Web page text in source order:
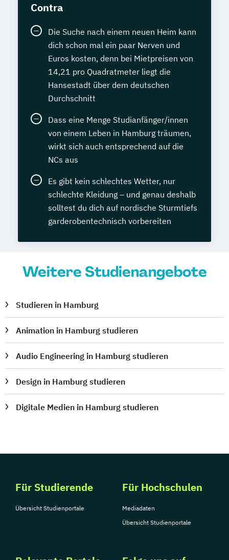
Contra
Die Suche nach einem neuen Heim kann
dich schon mal ein paar Nerven und
Euros kosten, denn bei Mietpreisen von
14,21 pro Quadratmeter liegt die
Hansestadt über dem deutschen
Durchschnitt
Dass eine Menge Studianfänger/innen
von einem Leben in Hamburg träumen,
wirkt sich auch entsprechend auf die
NCs aus
Es gibt kein schlechtes Wetter, nur
schlechte Kleidung – und genau deshalb
solltest du dich auf nordische Sturmtiefs
garderobentechnisch vorbereiten
Weitere Studienangebote
Studieren in Hamburg
Animation in Hamburg studieren
Audio Engineering in Hamburg studieren
Design in Hamburg studieren
Digitale Medien in Hamburg studieren
Für Studierende
Übersicht Studienportale
Für Hochschulen
Mediadaten
Übersicht Studienportale